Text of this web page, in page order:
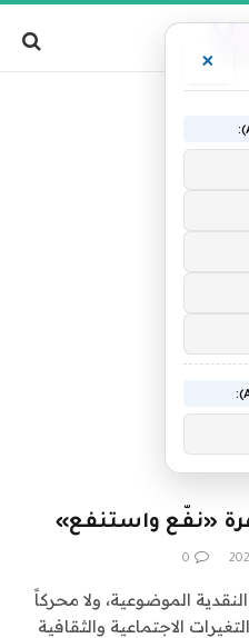
«نفّع واستنفع»
0
النقدية الموضوعية، ولا محركاً
الاجتماعية والثقافية
×